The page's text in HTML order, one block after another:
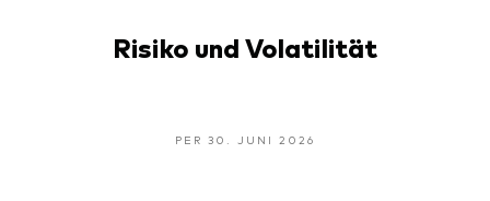
Risiko und Volatilität
PER 30. JUNI 2026